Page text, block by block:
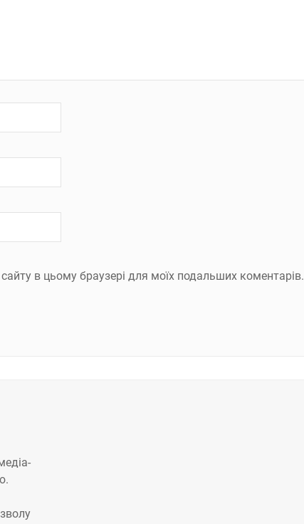
в цьому браузері для моїх подальших коментарів.